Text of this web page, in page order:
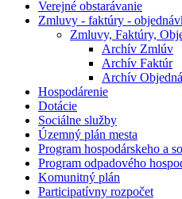
Verejné obstarávanie
Zmluvy - faktúry -
Zmluvy, Faktúry,
Archív Zmlúv
Archív Faktúr
Archív
Hospodárenie
Dotácie
Sociálne služby
Územný plán mesta
Program hospodárskeho a
Program odpadového
Komunitný plán
Participatívny rozpočet